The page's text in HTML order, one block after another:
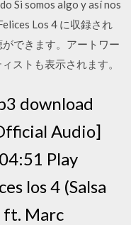
Si somos algo y así nos
Los 4 に収録され
できます。アートワー
ストも表示されます。
download
Audio]
Play
los 4 (Salsa
ft. Marc